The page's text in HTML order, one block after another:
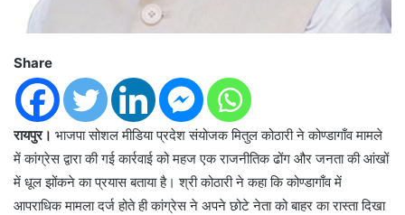
Share
रायपुर। भाजपा सोशल मीडिया प्रदेश संयोजक मितुल कोठारी ने कोण्डागाँव मामले
में कांग्रेस द्वारा की गई कार्रवाई को महज एक राजनीतिक ढोंग और जनता की आंखों
में धूल झोंकने का प्रयास बताया है। श्री कोठारी ने कहा कि कोण्डागाँव में
आपराधिक मामला दर्ज होते ही कांग्रेस ने अपने छोटे नेता को बाहर का रास्ता दिखा